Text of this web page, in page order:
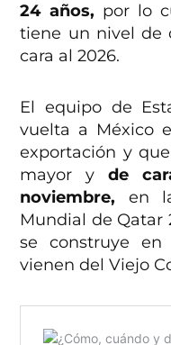
24 años, por lo
tiene un nivel de
cara al 2026.
El equipo de
vuelta a México
exportación y
mayor yde
noviembre, en
Mundial de Qatar
se construye en
vienen del Viejo